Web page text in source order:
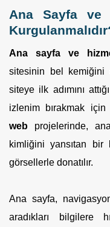
Ana Sayfa ve
Ana sayfa ve
sitesinin bel kemiğini
siteye ilk adımını
izlenim bırakmak için
web projelerinde,
kimliğini yansıtan bir
görsellerle donatılır.
Ana sayfa,
aradıkları bilgilere